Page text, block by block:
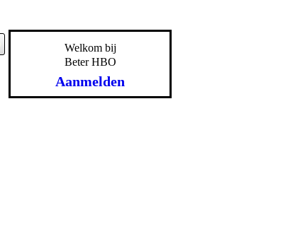
Welkom bij
Beter HBO
Aanmelden